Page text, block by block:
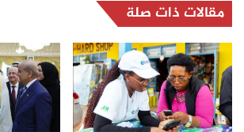
مقالات ذات صلة